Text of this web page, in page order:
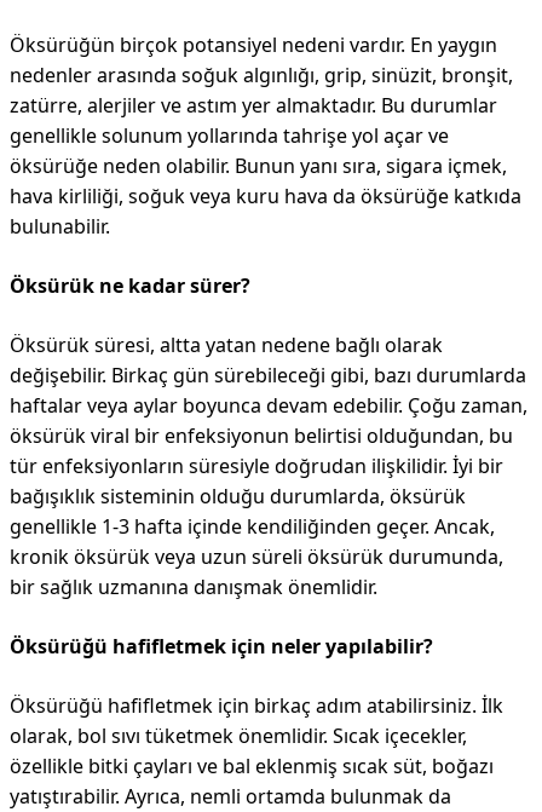
Öksürüğün birçok potansiyel nedeni vardır. En yaygın
nedenler arasında soğuk algınlığı, grip, sinüzit, bronşit,
zatürre, alerjiler ve astım yer almaktadır. Bu durumlar
genellikle solunum yollarında tahrişe yol açar ve
öksürüğe neden olabilir. Bunun yanı sıra, sigara içmek,
hava kirliliği, soğuk veya kuru hava da öksürüğe katkıda
bulunabilir.
Öksürük ne kadar sürer?
Öksürük süresi, altta yatan nedene bağlı olarak
değişebilir. Birkaç gün sürebileceği gibi, bazı durumlarda
haftalar veya aylar boyunca devam edebilir. Çoğu zaman,
öksürük viral bir enfeksiyonun belirtisi olduğundan, bu
tür enfeksiyonların süresiyle doğrudan ilişkilidir. İyi bir
bağışıklık sisteminin olduğu durumlarda, öksürük
genellikle 1-3 hafta içinde kendiliğinden geçer. Ancak,
kronik öksürük veya uzun süreli öksürük durumunda,
bir sağlık uzmanına danışmak önemlidir.
Öksürüğü hafifletmek için neler yapılabilir?
Öksürüğü hafifletmek için birkaç adım atabilirsiniz. İlk
olarak, bol sıvı tüketmek önemlidir. Sıcak içecekler,
özellikle bitki çayları ve bal eklenmiş sıcak süt, boğazı
yatıştırabilir. Ayrıca, nemli ortamda bulunmak da